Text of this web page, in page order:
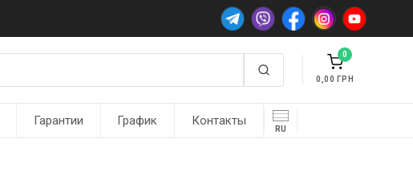
0
0,00
Гарантии График Контакты
RU